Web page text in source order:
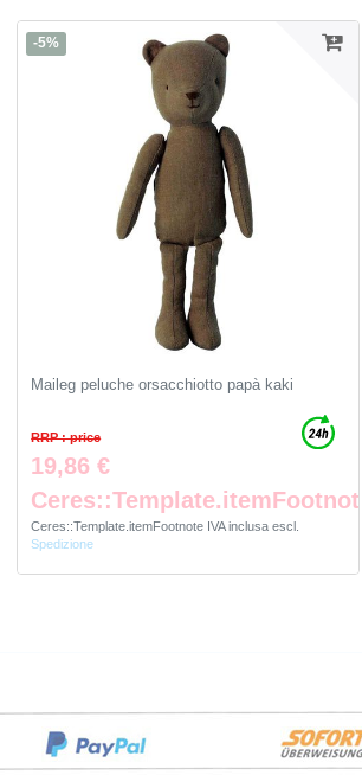
-5%
Maileg peluche orsacchiotto papà kaki
RRP : price
19,86 €
Ceres::Template.itemFootnote
Ceres::Template.itemFootnote IVA inclusa escl.
Spedizione